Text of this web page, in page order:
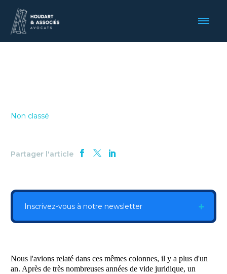
Non classé
Partager l'article
Inscrivez-vous à notre newsletter
Nous l'avions relaté dans ces mêmes colonnes, il y a plus d'un
an. Après de très nombreuses années de vide juridique, un